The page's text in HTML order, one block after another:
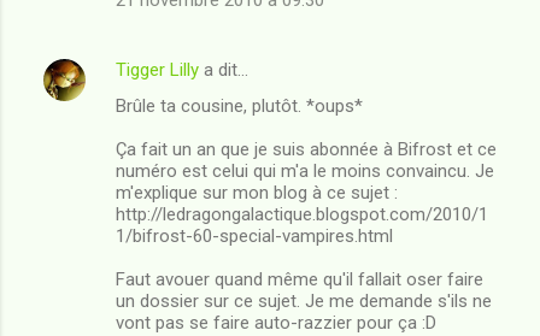
Tigger Lilly a dit…
Brûle ta cousine, plutôt. *oups*
Ça fait un an que je suis abonnée à Bifrost et ce
numéro est celui qui m'a le moins convaincu. Je
m'explique sur mon blog à ce sujet :
http://ledragongalactique.blogspot.com/2010/1
1/bifrost-60-special-vampires.html
Faut avouer quand même qu'il fallait oser faire
un dossier sur ce sujet. Je me demande s'ils ne
vont pas se faire auto-razzier pour ça :D